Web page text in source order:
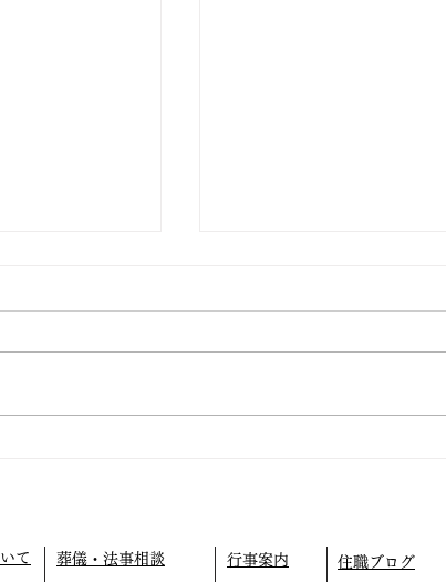
て
葬儀・法事相談 行事案内 住職ブログ